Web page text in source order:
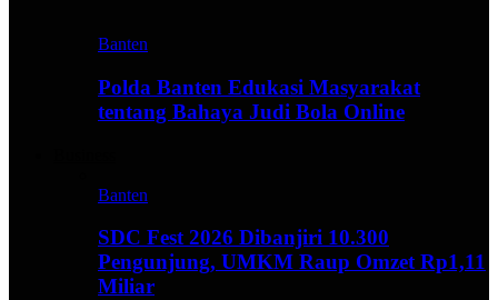
Banten
Polda Banten Edukasi Masyarakat
tentang Bahaya Judi Bola Online
Banten
SDC Fest 2026 Dibanjiri 10.300
Pengunjung, UMKM Raup Omzet Rp1,11
Miliar